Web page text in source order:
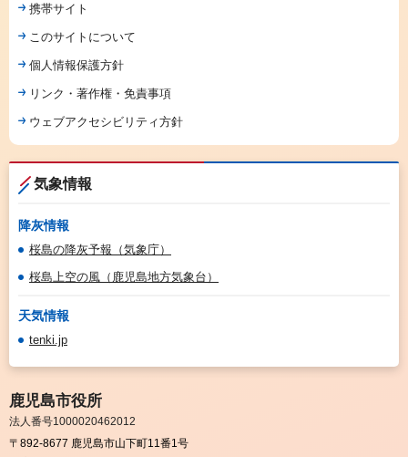
携帯サイト
このサイトについて
個人情報保護方針
リンク・著作権・免責事項
ウェブアクセシビリティ方針
気象情報
降灰情報
桜島の降灰予報（気象庁）
桜島上空の風（鹿児島地方気象台）
天気情報
tenki.jp
鹿児島市役所
法人番号1000020462012
〒892-8677 鹿児島市山下町11番1号